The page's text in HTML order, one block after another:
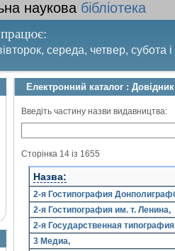
наукова бібліотека
працює:
середа, четвер, субота
– п’ятниця. Останній четвер
Електронний каталог :
Введіть частину назви видавництва:
Сторінка 14 із 1655
Назва:
2-я Гостипография
2-я Гостипография им. т. Ленина,
2-я Государственная
3 Медиа,